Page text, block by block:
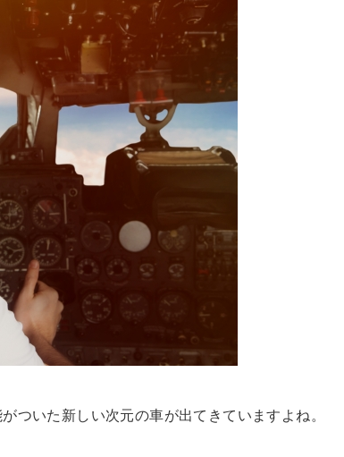
ついた新しい次元の車が出てきていますよね。